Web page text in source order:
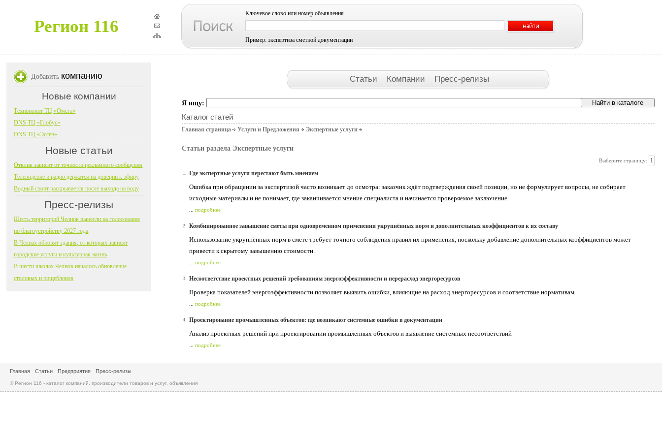
Регион 116
Ключевое слово или номер объявления
Пример: экспертиза сметной документации
Статьи Компании Пресс-релизы
Я ищу:
Каталог статей
Главная страница Услуги и Предложения Экспертные услуги
Статьи раздела Экспертные услуги
Выберите страницу: 1
1. Где экспертные услуги перестают быть мнением
Ошибка при обращении за экспертизой часто возникает до осмотра: заказчик ждёт подтверждения своей позиции, но не формулирует вопросы, не собирает
исходные материалы и не понимает, где заканчивается мнение специалиста и начинается проверяемое заключение.
подробнее
2. Комбинированное завышение сметы при одновременном применении укрупнённых норм и дополнительных коэффициентов к их составу
Использование укрупнённых норм в смете требует точного соблюдения правил их применения, поскольку добавление дополнительных коэффициентов может
привести к скрытому завышению стоимости.
подробнее
3. Несоответствие проектных решений требованиям энергоэффективности и перерасход энергоресурсов
Проверка показателей энергоэффективности позволяет выявить ошибки, влияющие на расход энергоресурсов и соответствие нормативам.
подробнее
4. Проектирование промышленных объектов: где возникают системные ошибки в документации
Анализ проектных решений при проектировании промышленных объектов и выявление системных несоответствий
подробнее
Добавить компанию
Новые компании
Технопоинт ТЦ «Омега»
DNS ТЦ «Глобус»
DNS ТЦ «Эссен»
Новые статьи
Отклик зависит от точности рекламного сообщения
Телевидение и радио держатся на доверии к эфиру
Водный спорт раскрывается после выхода на воду
Пресс-релизы
Шесть территорий Челнов вынесли на голосование
по благоустройству 2027 года
В Челнах обновят здания, от которых зависят
городские услуги и культурная жизнь
В шести школах Челнов началось обновление
столовых и пищеблоков
Главная Статьи Предприятия Пресс-релизы
© Регион 116 - каталог компаний, производители товаров и услуг, объявления